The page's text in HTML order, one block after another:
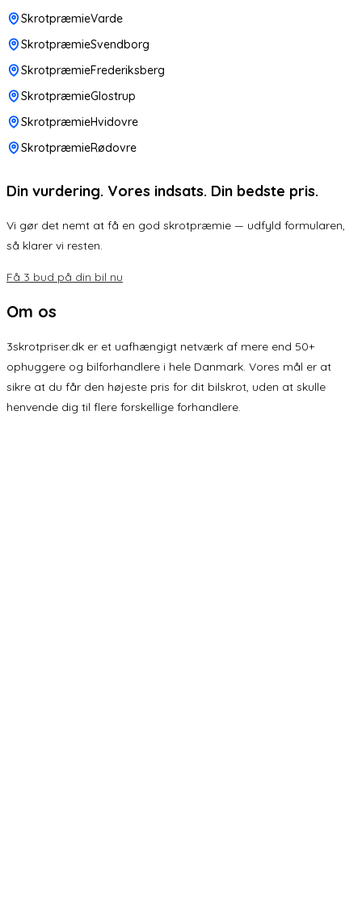
SkrotpræmieVarde
SkrotpræmieSvendborg
SkrotpræmieFrederiksberg
SkrotpræmieGlostrup
SkrotpræmieHvidovre
SkrotpræmieRødovre
Din vurdering. Vores indsats. Din bedste pris.
Vi gør det nemt at få en god skrotpræmie — udfyld formularen,
så klarer vi resten.
Få 3 bud på din bil nu
Om os
3skrotpriser.dk er et uafhængigt netværk af mere end 50+
ophuggere og bilforhandlere i hele Danmark. Vores mål er at
sikre at du får den højeste pris for dit bilskrot, uden at skulle
henvende dig til flere forskellige forhandlere.